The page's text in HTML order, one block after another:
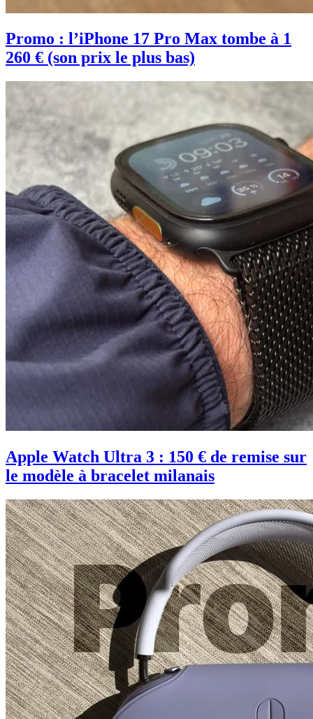
Promo : l’iPhone 17 Pro Max tombe à 1
260 € (son prix le plus bas)
Apple Watch Ultra 3 : 150 € de remise sur
le modèle à bracelet milanais